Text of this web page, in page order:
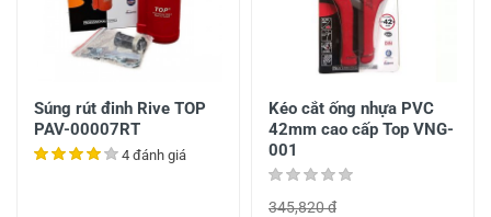
Súng rút đinh Rive TOP
PAV-00007RT
4 đánh giá
Kéo cắt ống nhựa PVC
42mm cao cấp Top VNG-
001
345,820 đ